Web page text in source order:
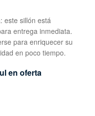
este sillón está
entrega inmediata.
para enriquecer su
en poco tiempo.
en oferta